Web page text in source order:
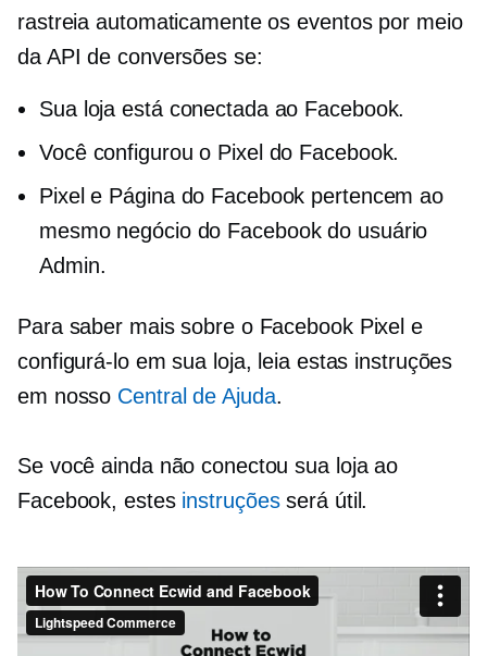
rastreia automaticamente os eventos por meio
da API de conversões se:
Sua loja está conectada ao Facebook.
Você configurou o Pixel do Facebook.
Pixel e Página do Facebook pertencem ao
mesmo negócio do Facebook do usuário
Admin.
Para saber mais sobre o Facebook Pixel e
configurá-lo em sua loja, leia estas instruções
em nosso Central de Ajuda.
Se você ainda não conectou sua loja ao
Facebook, estes instruçõesserá útil.